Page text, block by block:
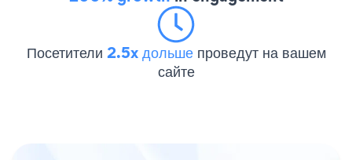
Посетители 2.5x дольше проведут на вашем
сайте